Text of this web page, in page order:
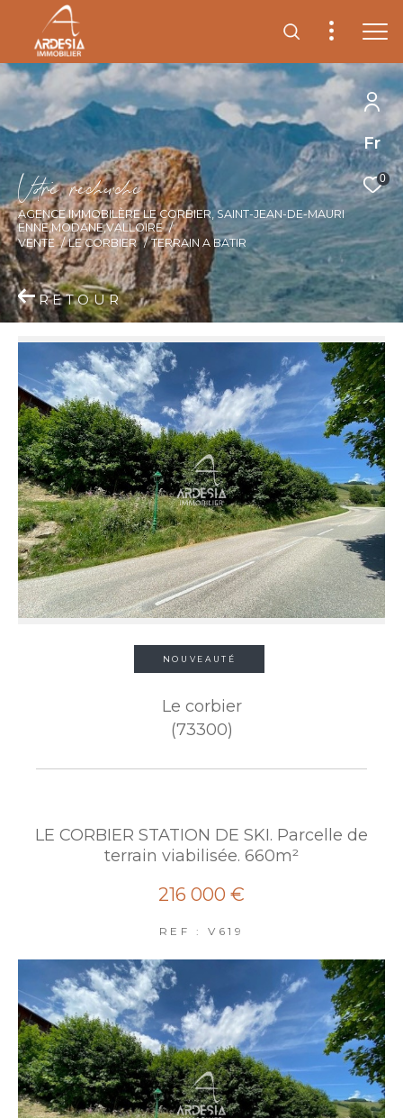
Fr
0
Vore recece
AGENCE IMMOBILÈRE LE CORBIER, SAINT-JEAN-DE-MAURI
ENNE,MODANE,VALLOIRE
VENTE
LE CORBIER TERRAIN A BATIR
RETOUR
NOUVEAUTÉ
Le corbier
(73300)
LE CORBIER STATION DE SKI. Parcelle de
terrain viabilisée. 660m²
216 000 €
REF : V619